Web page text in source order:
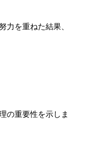
力を重ねた結果、
の重要性を示しま